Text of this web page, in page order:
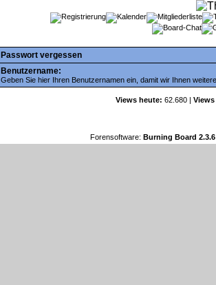
Passwort vergessen
Benutzername:
Geben Sie hier Ihren Benutzernamen ein, damit wir Ihnen
Views heute: 62.680 |
Forensoftware: Burning Board 2.3.6